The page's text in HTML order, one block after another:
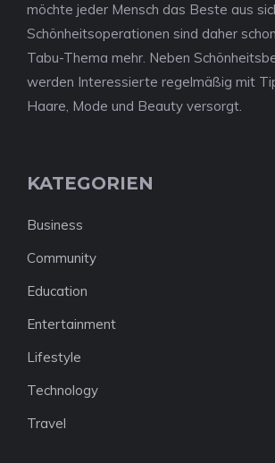
möchte jeder Mensch das Beste aus
Schönheitsoperationen sind daher
Tabu-Thema mehr. Neben
werden Interessierte regelmäßig mit
Haare, Mode und Beauty versorgt.
KATEGORIEN
Business
Community
Education
Entertainment
Lifestyle
Technology
Travel